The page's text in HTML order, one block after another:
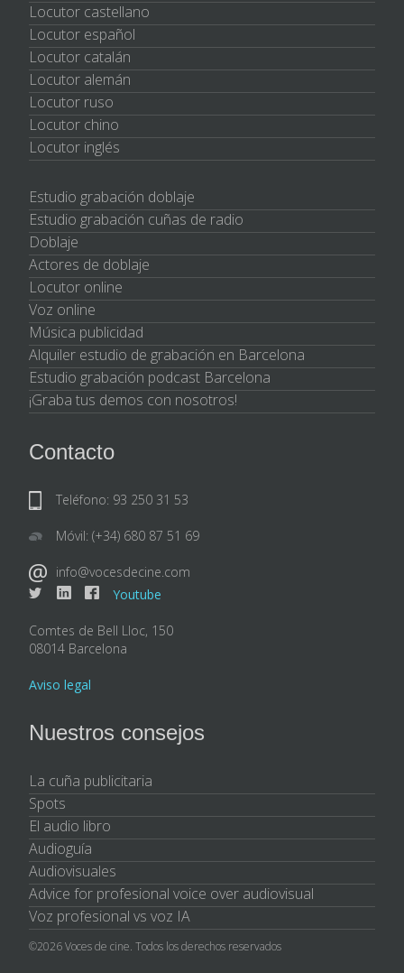
Locutor castellano
Locutor español
Locutor catalán
Locutor alemán
Locutor ruso
Locutor chino
Locutor inglés
Estudio grabación doblaje
Estudio grabación cuñas de radio
Doblaje
Actores de doblaje
Locutor online
Voz online
Música publicidad
Alquiler estudio de grabación en Barcelona
Estudio grabación podcast Barcelona
¡Graba tus demos con nosotros!
Contacto
Teléfono: 93 250 31 53
Móvil: (+34) 680 87 51 69
info@vocesdecine.com
Youtube
Comtes de Bell Lloc, 150
08014 Barcelona
Aviso legal
Nuestros consejos
La cuña publicitaria
Spots
El audio libro
Audioguía
Audiovisuales
Advice for profesional voice over audiovisual
Voz profesional vs voz IA
©2026 Voces de cine. Todos los derechos reservados